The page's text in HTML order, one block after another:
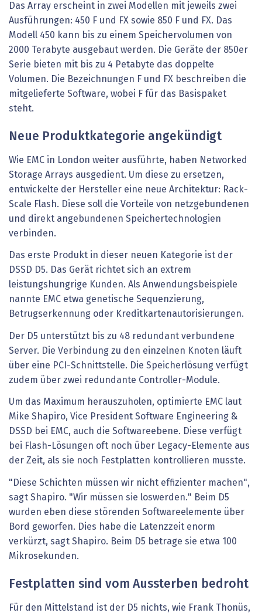
Das Array erscheint in zwei Modellen mit jeweils zwei
Ausführungen: 450 F und FX sowie 850 F und FX. Das
Modell 450 kann bis zu einem Speichervolumen von
2000 Terabyte ausgebaut werden. Die Geräte der 850er
Serie bieten mit bis zu 4 Petabyte das doppelte
Volumen. Die Bezeichnungen F und FX beschreiben die
mitgelieferte Software, wobei F für das Basispaket
steht.
Neue Produktkategorie angekündigt
Wie EMC in London weiter ausführte, haben Networked
Storage Arrays ausgedient. Um diese zu ersetzen,
entwickelte der Hersteller eine neue Architektur: Rack-
Scale Flash. Diese soll die Vorteile von netzgebundenen
und direkt angebundenen Speichertechnologien
verbinden.
Das erste Produkt in dieser neuen Kategorie ist der
DSSD D5. Das Gerät richtet sich an extrem
leistungshungrige Kunden. Als Anwendungsbeispiele
nannte EMC etwa genetische Sequenzierung,
Betrugserkennung oder Kreditkartenautorisierungen.
Der D5 unterstützt bis zu 48 redundant verbundene
Server. Die Verbindung zu den einzelnen Knoten läuft
über eine PCI-Schnittstelle. Die Speicherlösung verfügt
zudem über zwei redundante Controller-Module.
Um das Maximum herauszuholen, optimierte EMC laut
Mike Shapiro, Vice President Software Engineering &
DSSD bei EMC, auch die Softwareebene. Diese verfügt
bei Flash-Lösungen oft noch über Legacy-Elemente aus
der Zeit, als sie noch Festplatten kontrollieren musste.
"Diese Schichten müssen wir nicht effizienter machen",
sagt Shapiro. "Wir müssen sie loswerden." Beim D5
wurden eben diese störenden Softwareelemente über
Bord geworfen. Dies habe die Latenzzeit enorm
verkürzt, sagt Shapiro. Beim D5 betrage sie etwa 100
Mikrosekunden.
Festplatten sind vom Aussterben bedroht
Für den Mittelstand ist der D5 nichts, wie Frank Thonüs,